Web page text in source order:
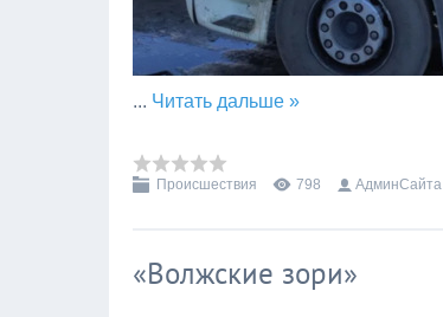
... Читать дальше »
Происшествия 798 АдминСайта
«Волжские зори»